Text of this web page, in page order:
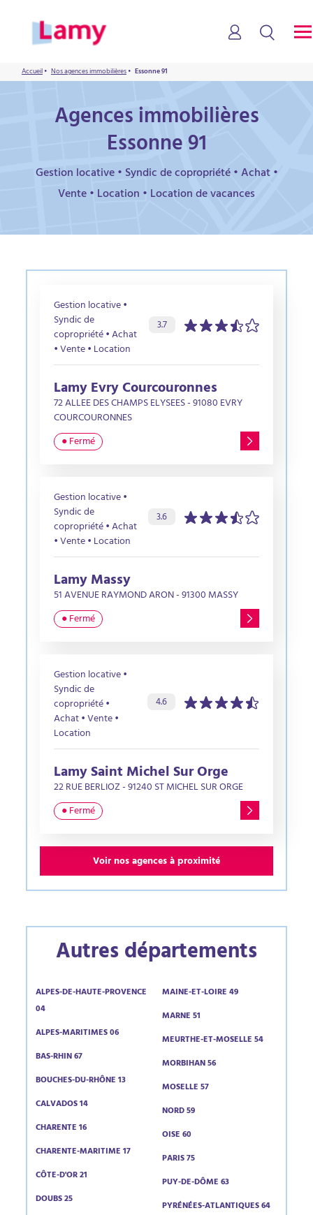
Accueil• Nos agences immobilières• Essonne 91
Agences immobilières
Essonne 91
Gestion locative • Syndic de copropriété • Achat •
Vente • Location • Location de vacances
Gestion locative •
Syndic de
copropriété • Achat
• Vente • Location
Évaluation de l’agence :
3.7sur 5 étoiles
Lamy Evry Courcouronnes
72 ALLEE DES CHAMPS ELYSEES - 91080 EVRY
COURCOURONNES
● Fermé
Gestion locative •
Syndic de
copropriété • Achat
• Vente • Location
Évaluation de l’agence :
3.6sur 5 étoiles
Lamy Massy
51 AVENUE RAYMOND ARON - 91300 MASSY
● Fermé
Gestion locative •
Syndic de
copropriété •
Achat • Vente •
Location
Évaluation de l’agence :
4.6sur 5 étoiles
Lamy Saint Michel Sur Orge
22 RUE BERLIOZ - 91240 ST MICHEL SUR ORGE
● Fermé
Voir nos agences à proximité
Autres départements
ALPES-DE-HAUTE-PROVENCE
04
ALPES-MARITIMES 06
BAS-RHIN 67
BOUCHES-DU-RHÔNE 13
CALVADOS 14
CHARENTE 16
CHARENTE-MARITIME 17
CÔTE-D'OR 21
DOUBS 25
MAINE-ET-LOIRE 49
MARNE 51
MEURTHE-ET-MOSELLE 54
MORBIHAN 56
MOSELLE 57
NORD 59
OISE 60
PARIS 75
PUY-DE-DÔME 63
PYRÉNÉES-ATLANTIQUES 64